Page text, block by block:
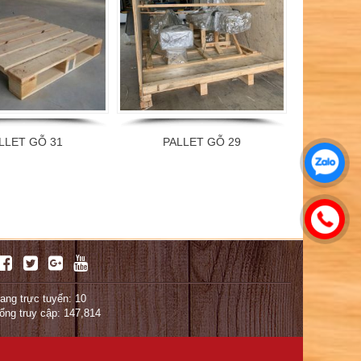
GỖ 31 PALLET GỖ 29
trực tuyến: 10
truy cập: 147,814